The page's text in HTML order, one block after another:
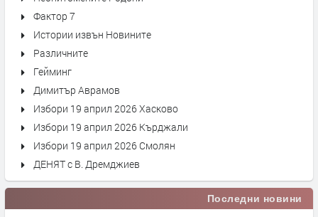
Фактор 7
Истории извън Новините
Различните
Гейминг
Димитър Аврамов
Избори 19 април 2026 Хасково
Избори 19 април 2026 Кърджали
Избори 19 април 2026 Смолян
ДЕНЯТ с В. Дремджиев
Последни новини